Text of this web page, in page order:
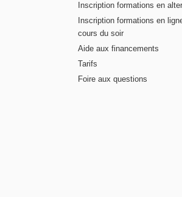
Inscription formations en
Inscription formations en
cours du soir
Aide aux financements
Tarifs
Foire aux questions